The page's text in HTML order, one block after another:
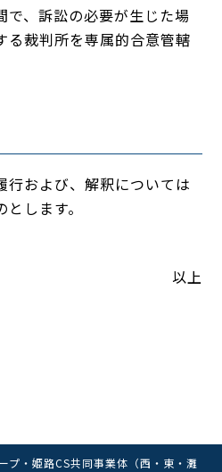
で、訴訟の必要が生じた場
る裁判所を専属的合意管轄
行および、解釈については
します。
以上
・姫路CS共同事業体（西・東・灘